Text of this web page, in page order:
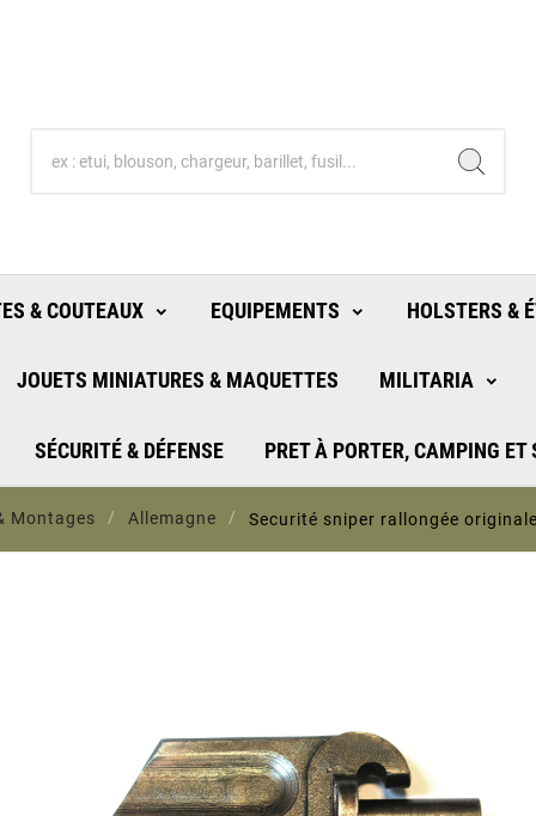
& COUTEAUX EQUIPEMENTS HOLSTERS &
JOUETS MINIATURES & MAQUETTES MILITARIA
SÉCURITÉ & DÉFENSE PRET À PORTER, CAMPING
Montages Allemagne Securité sniper rallongée